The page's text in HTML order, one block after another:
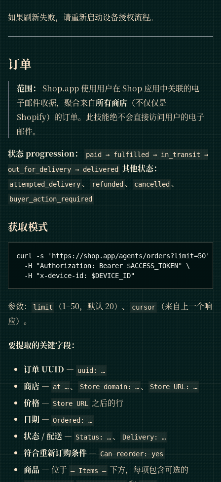
如果刷新失败，请重新启动设备授权流程。
订单
范围：
Shop.app 使用用户在 Shop 应用中关联的电
子邮件收据，聚合来自所有商店 （不仅仅是
Shopify）的订单。此技能绝不会直接访问用户的电子
邮件。
状态 progression：
paid → fulfilled → in_transit →
out_for_delivery → delivered 其他状态：
attempted_delivery 、 refunded 、 cancelled 、
buyer_action_required
获取模式
curl -s 'https://shop.app/agents/orders?limit=50' \
  -H "Authorization: Bearer $ACCESS_TOKEN" \
  -H "x-device-id: $DEVICE_ID"
参数： limit （1–50，默认 20）、 cursor
（来自上一个响
应）。
要提取的关键字段：
订单 UUID — uuid: …
商店 — at … 、 Store domain: … 、 Store URL: …
价格 — Store URL 之后的行
日期—Ordered: …
状态 / 配送 — Status: … 、 Delivery: …
符合重新订购条件 — Can reorder: yes
商品 — 位于 — Items — 下方，每项包含可选的